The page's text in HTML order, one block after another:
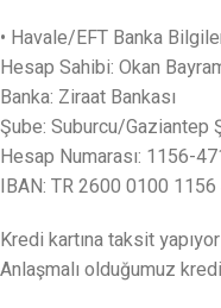
• Havale/EFT Banka
Hesap Sahibi: Okan
Banka: Ziraat Bankası
Şube: Suburcu/Gaziantep
Hesap Numarası: 1156-
IBAN: TR 2600 0100
Kredi kartına taksit
Anlaşmalı olduğumuz